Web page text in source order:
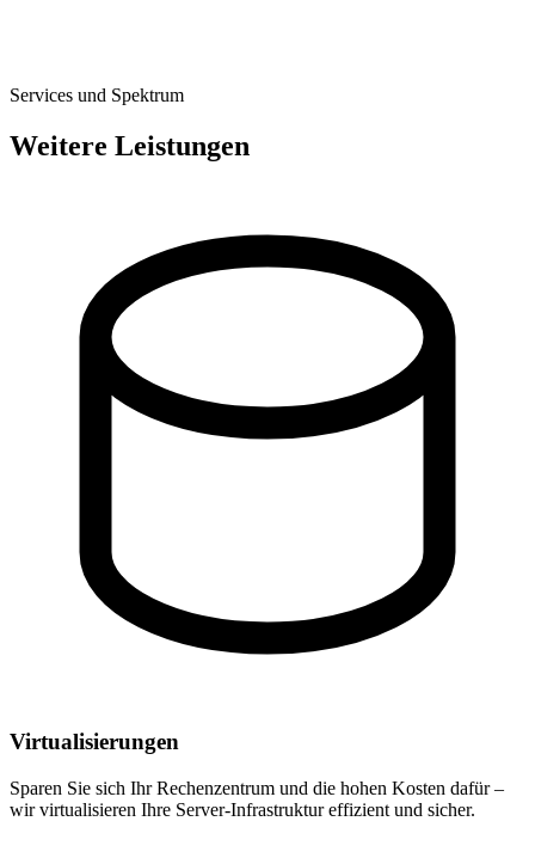
Services und Spektrum
Weitere Leistungen
Virtualisierungen
Sparen Sie sich Ihr Rechenzentrum und die hohen Kosten dafür –
wir virtualisieren Ihre Server-Infrastruktur effizient und sicher.